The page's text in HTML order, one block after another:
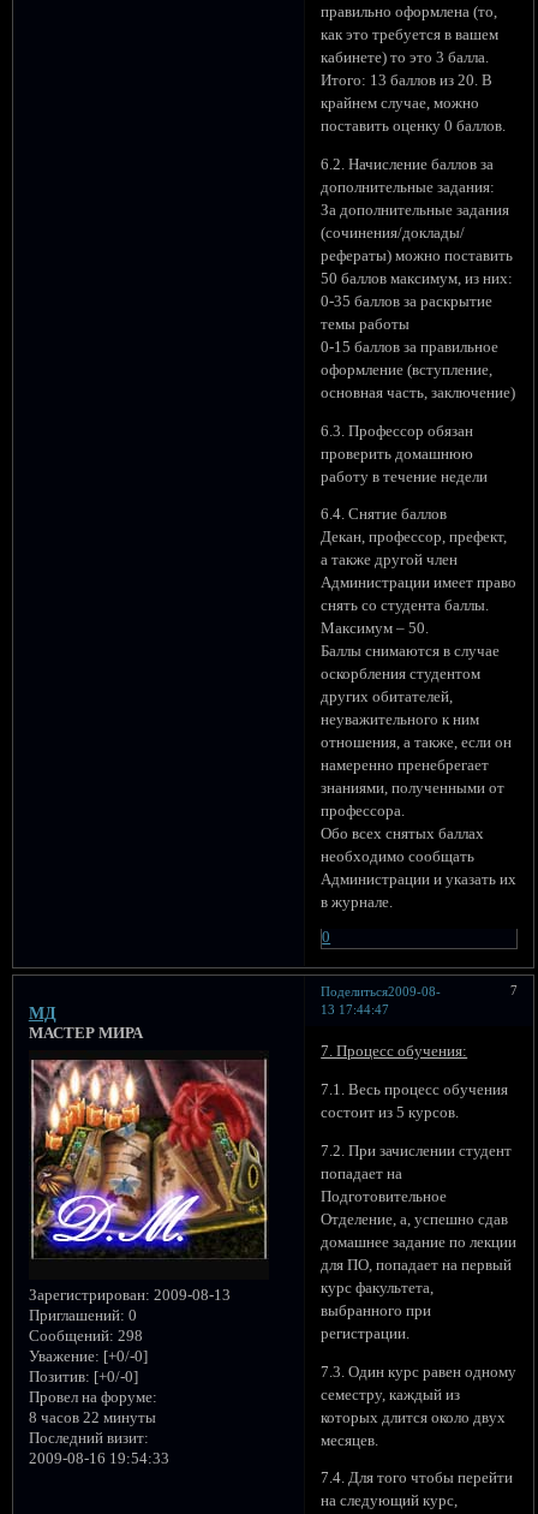
правильно оформлена (то,
как это требуется в вашем
кабинете) то это 3 балла.
Итого: 13 баллов из 20. В
крайнем случае, можно
поставить оценку 0 баллов.
6.2. Начисление баллов за
дополнительные задания:
За дополнительные задания
(сочинения/доклады/
рефераты) можно поставить
50 баллов максимум, из них:
0-35 баллов за раскрытие
темы работы
0-15 баллов за правильное
оформление (вступление,
основная часть, заключение)
6.3. Профессор обязан
проверить домашнюю
работу в течение недели
6.4. Снятие баллов
Декан, профессор, префект,
а также другой член
Администрации имеет право
снять со студента баллы.
Максимум – 50.
Баллы снимаются в случае
оскорбления студентом
других обитателей,
неуважительного к ним
отношения, а также, если он
намеренно пренебрегает
знаниями, полученными от
профессора.
Обо всех снятых баллах
необходимо сообщать
Администрации и указать их
в журнале.
0
Поделиться 7
2009-08-
13 17:44:47
МД
МАСТЕР МИРА
Зарегистрирован: 2009-08-13
Приглашений: 0
Сообщений: 298
Уважение: [+0/-0]
Позитив: [+0/-0]
Провел на форуме:
8 часов 22 минуты
Последний визит:
2009-08-16 19:54:33
7. Процесс обучения:
7.1. Весь процесс обучения
состоит из 5 курсов.
7.2. При зачислении студент
попадает на
Подготовительное
Отделение, а, успешно сдав
домашнее задание по лекции
для ПО, попадает на первый
курс факультета,
выбранного при
регистрации.
7.3. Один курс равен одному
семестру, каждый из
которых длится около двух
месяцев.
7.4. Для того чтобы перейти
на следующий курс,